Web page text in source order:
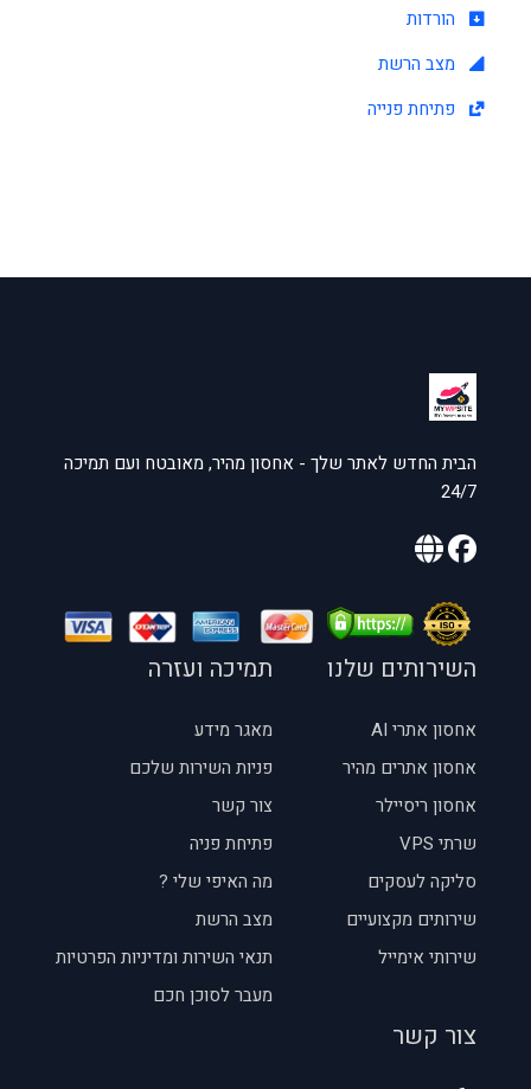
הורדות
מצב הרשת
פתיחת פנייה
הבית החדש לאתר שלך - אחסון מהיר, מאובטח ועם תמיכה
24/7
השירותים שלנו
אחסון אתרי AI
אחסון אתרים מהיר
אחסון ריסיילר
שרתי VPS
סליקה לעסקים
שירותים מקצועיים
שירותי אימייל
תמיכה ועזרה
מאגר מידע
פניות השירות שלכם
צור קשר
פתיחת פניה
מה האיפי שלי ?
מצב הרשת
תנאי השירות ומדיניות הפרטיות
מעבר לסוכן חכם
צור קשר